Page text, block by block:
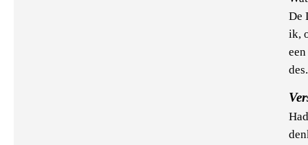
De
ik,